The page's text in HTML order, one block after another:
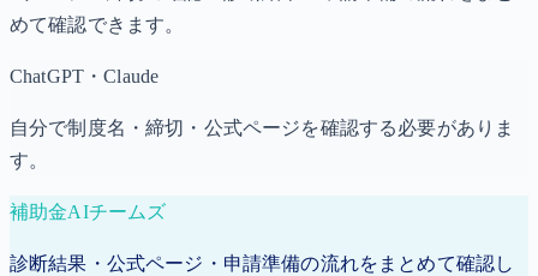
めて確認できます。
ChatGPT・Claude
自分で制度名・締切・公式ページを確認する必要がありま
す。
補助金AIチームズ
診断結果・公式ページ・申請準備の流れをまとめて確認し